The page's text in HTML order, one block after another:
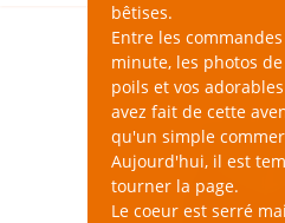
bêtises.
Entre les
minute, les photos
poils et vos
avez fait de cette
qu'un simple
Aujourd'hui, il est
tourner la page.
Le coeur est serré